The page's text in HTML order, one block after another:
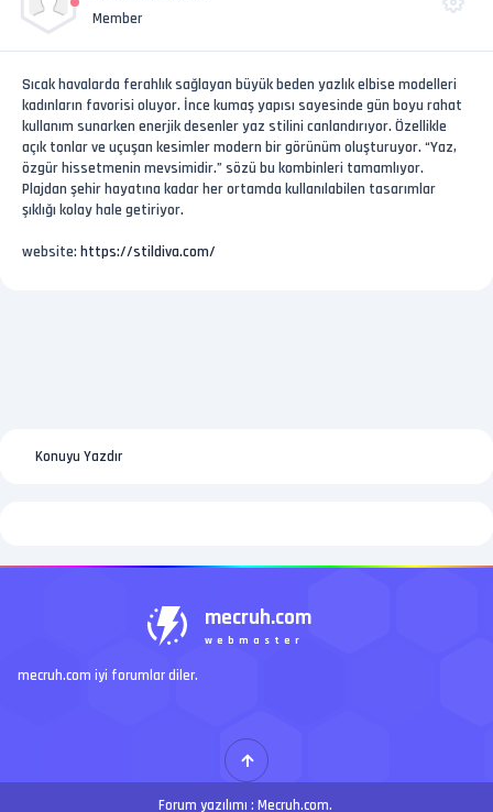
Member
Sıcak havalarda ferahlık sağlayan büyük beden yazlık elbise modelleri
kadınların favorisi oluyor. İnce kumaş yapısı sayesinde gün boyu rahat
kullanım sunarken enerjik desenler yaz stilini canlandırıyor. Özellikle
açık tonlar ve uçuşan kesimler modern bir görünüm oluşturuyor. “Yaz,
özgür hissetmenin mevsimidir.” sözü bu kombinleri tamamlıyor.
Plajdan şehir hayatına kadar her ortamda kullanılabilen tasarımlar
şıklığı kolay hale getiriyor.
website: https://stildiva.com/
Konuyu Yazdır
mecruh.com
webmaster
mecruh.com iyi forumlar diler.
Forum yazılımı : Mecruh.com.